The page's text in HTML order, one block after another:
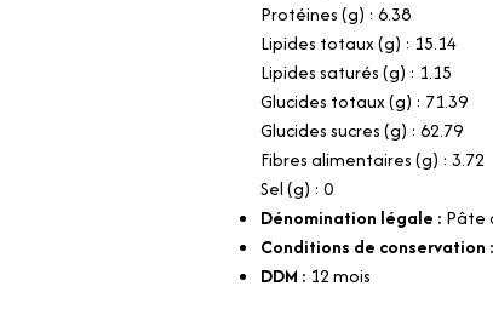
Protéines (g) : 6.38
Lipides totaux (g) : 15.14
Lipides saturés (g) : 1.15
Glucides totaux (g) : 71.39
Glucides sucres (g) : 62.79
Fibres alimentaires (g) : 3.72
Sel (g) : 0
Dénomination légale : Pâte
Conditions de conservation
DDM : 12 mois